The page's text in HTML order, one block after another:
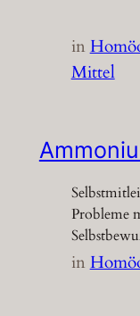
in
Mittel
Probleme
in